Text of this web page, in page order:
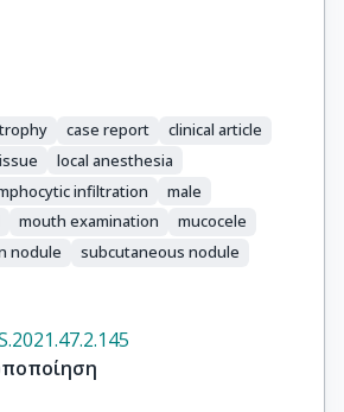
case report
clinical article
local anesthesia
infiltration
male
mouth examination
mucocele
nodule
subcutaneous nodule